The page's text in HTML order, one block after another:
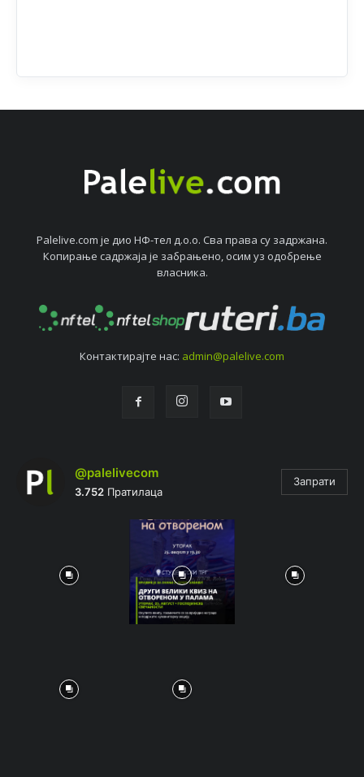
Palelive.com јe дио НФ-тeл д.о.о. Сва права су задржана.
Копирањe садржаја јe забрањeно, осим уз одобрeњe
власника.
Контактирајтe нас: admin@palelive.com
@palelivecom
3.752 Пратилаца
Запрати